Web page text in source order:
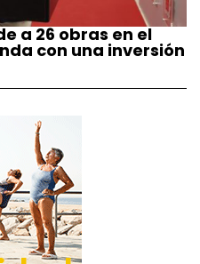
a 26 obras en el
con una inversión